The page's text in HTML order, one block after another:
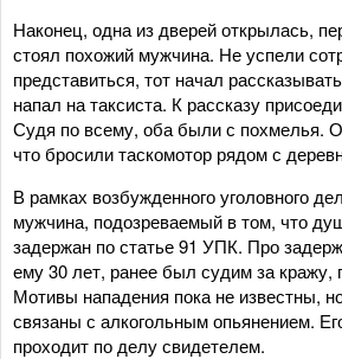
Наконец, одна из дверей открылась,
стоял похожий мужчина. Не успели
представиться, тот начал
напал на таксиста. К рассказу
Судя по всему, оба были с похмелья.
что бросили таскомотор рядом с
В рамках возбужденного уголовного
мужчина, подозреваемый в том, что
задержан по статье 91 УПК. Про
ему 30 лет, ранее был судим за кражу,
Мотивы нападения пока не известны,
связаны с алкогольным опьянением.
проходит по делу свидетелем.